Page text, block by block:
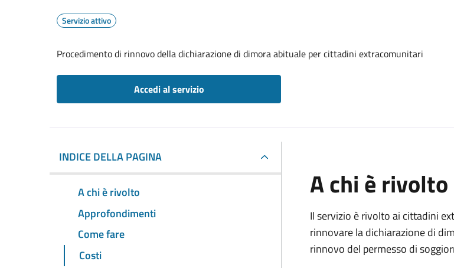
Servizio attivo
Procedimento di rinnovo della dichiarazione di dimora abituale per cittadini extracomunitari
Accedi al servizio
INDICE DELLA PAGINA
A chi è rivolto
Approfondimenti
Come fare
Costi
A chi è rivolto
Il servizio è rivolto ai cittadini
rinnovare la dichiarazione di
rinnovo del permesso di